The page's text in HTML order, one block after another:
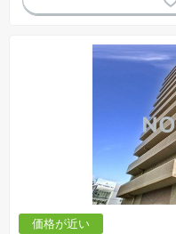
価格が近い